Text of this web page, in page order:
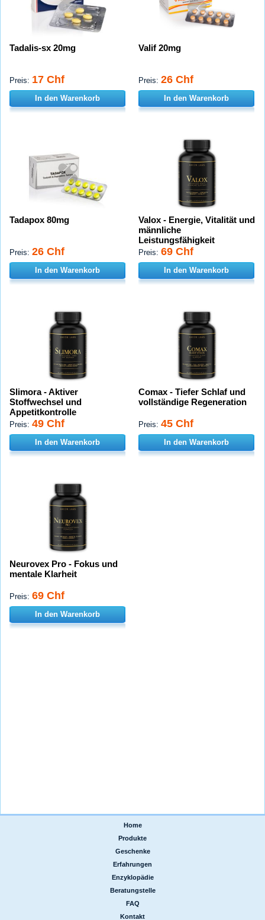
Tadalis-sx 20mg
Preis: 17 Chf
In den Warenkorb
Valif 20mg
Preis: 26 Chf
In den Warenkorb
Tadapox 80mg
Preis: 26 Chf
In den Warenkorb
Valox - Energie, Vitalität und
männliche
Leistungsfähigkeit
Preis: 69 Chf
In den Warenkorb
Slimora - Aktiver
Stoffwechsel und
Appetitkontrolle
Preis: 49 Chf
In den Warenkorb
Comax - Tiefer Schlaf und
vollständige Regeneration
Preis: 45 Chf
In den Warenkorb
Neurovex Pro - Fokus und
mentale Klarheit
Preis: 69 Chf
In den Warenkorb
Home
Produkte
Geschenke
Erfahrungen
Enzyklopädie
Beratungstelle
FAQ
Kontakt